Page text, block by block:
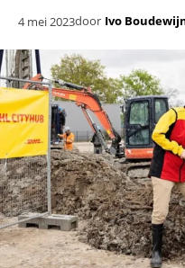
4 mei 2023door Ivo